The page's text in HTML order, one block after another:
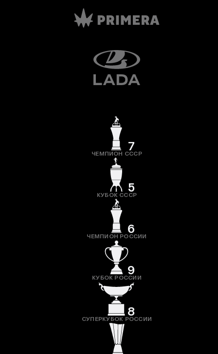
7
ЧЕМПИОН СССР
5
КУБОК СССР
6
ЧЕМПИОН РОССИИ
9
КУБОК РОССИИ
8
СУПЕРКУБОК РОССИИ